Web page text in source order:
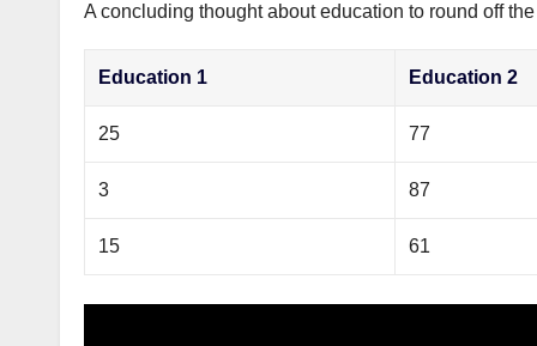
A concluding thought about education to round off
Education 1 Education 2
25 77
3 87
15 61